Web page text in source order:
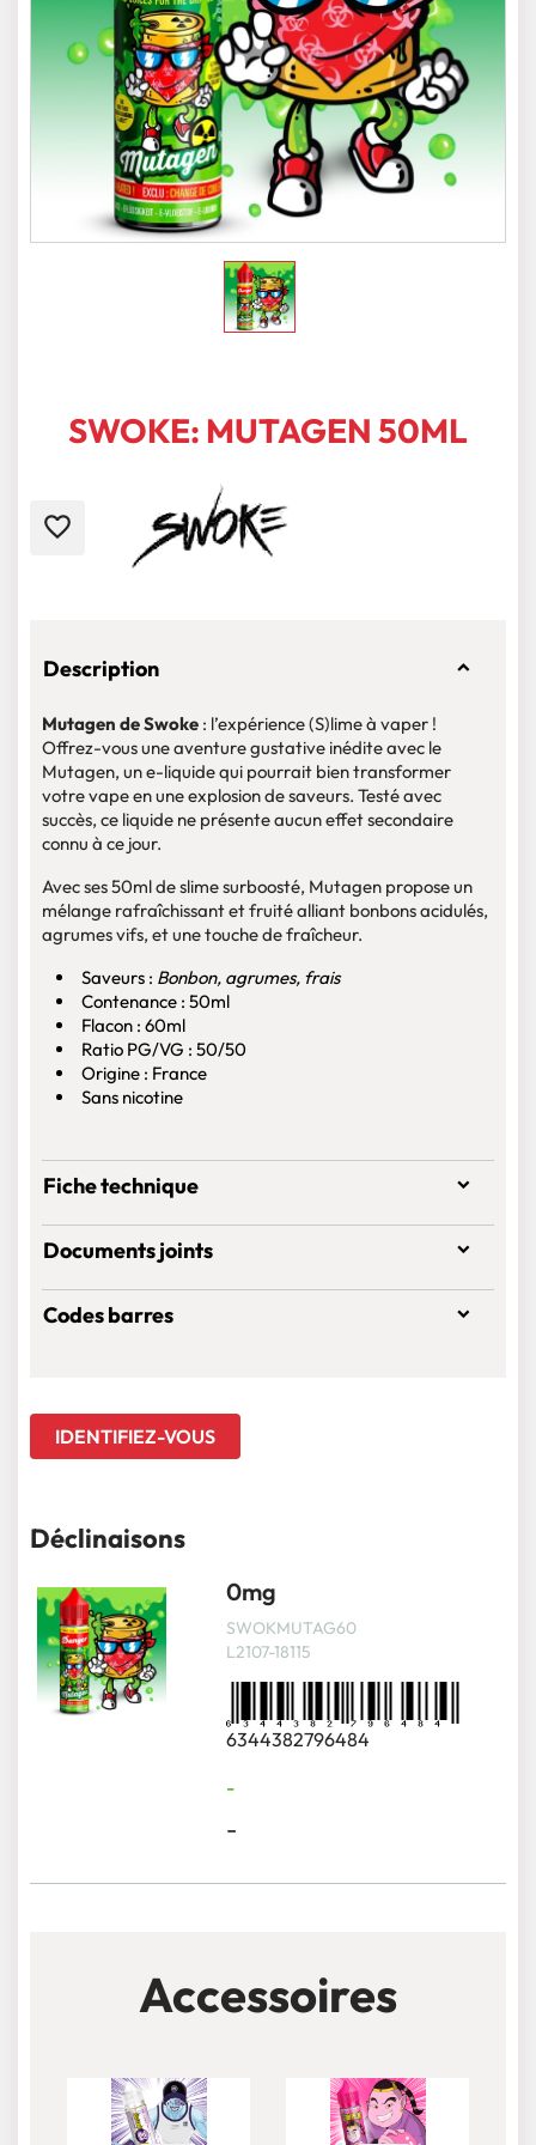
SWOKE: MUTAGEN 50ML
favorite_border
Description
Mutagen de Swoke : l’expérience (S)lime à vaper !
Offrez-vous une aventure gustative inédite avec le
Mutagen, un e-liquide qui pourrait bien transformer
votre vape en une explosion de saveurs. Testé avec
succès, ce liquide ne présente aucun effet secondaire
connu à ce jour.
Avec ses 50ml de slime surboosté, Mutagen propose un
mélange rafraîchissant et fruité alliant bonbons acidulés,
agrumes vifs, et une touche de fraîcheur.
Saveurs : Bonbon, agrumes, frais
Contenance : 50ml
Flacon : 60ml
Ratio PG/VG : 50/50
Origine : France
Sans nicotine
Fiche technique
Documents joints
Codes barres
IDENTIFIEZ-VOUS
Déclinaisons
0mg
SWOKMUTAG60
L2107-18115
6344382796484
-
-
Accessoires